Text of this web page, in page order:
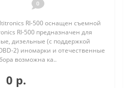
0
RI-500 оснащен съемной
RI-500 предназначен для
дизельные (с поддержкой
2) иномарки и отечественные
возможна ка..
0 р.